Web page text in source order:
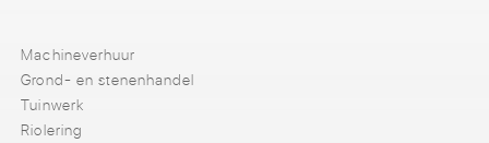
Machineverhuur
Grond- en stenenhandel
Tuinwerk
Riolering